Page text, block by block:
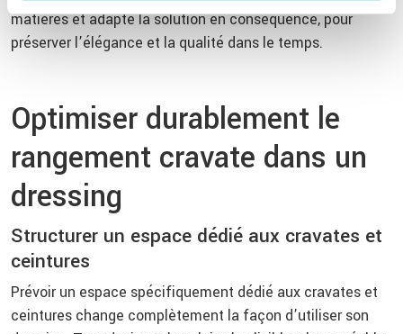
matières et adapte la solution en conséquence, pour
préserver l’élégance et la qualité dans le temps.
Optimiser durablement le
rangement cravate dans un
dressing
Structurer un espace dédié aux cravates et
ceintures
Prévoir un espace spécifiquement dédié aux cravates et
ceintures change complètement la façon d’utiliser son